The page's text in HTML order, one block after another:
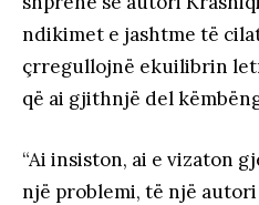
ndikimet e jashtme të
çrregullojnë ekuilibrin
që ai gjithnjë del
“Ai insiston, ai e vizaton
një problemi, të një